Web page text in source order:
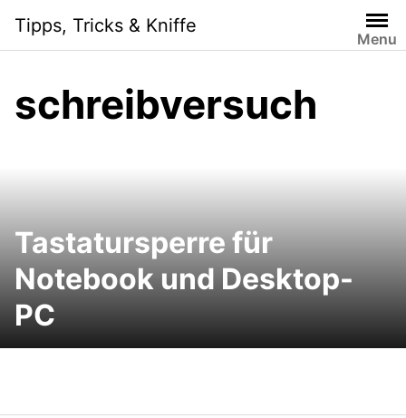
content
Tipps, Tricks & Kniffe
Menu
schreibversuch
Tastatursperre für
Notebook und Desktop-
PC